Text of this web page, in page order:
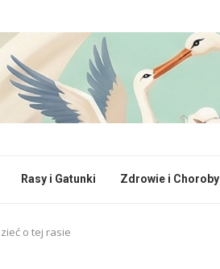
Rasy i Gatunki Zdrowie i Choroby
o tej rasie